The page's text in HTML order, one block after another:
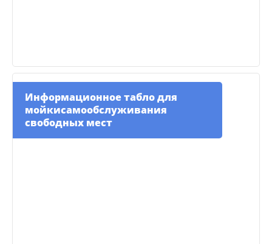
Информационное табло для
мойкисамообслуживания
свободных мест